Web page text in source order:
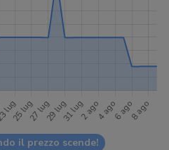
il prezzo scende!